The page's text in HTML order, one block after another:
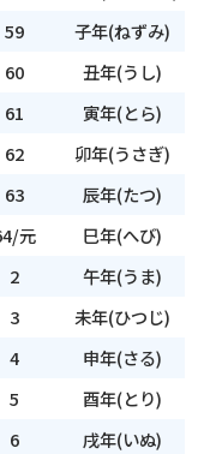
59 子年(ねずみ)
60 丑年(うし)
61 寅年(とら)
62 卯年(うさぎ)
63 辰年(たつ)
元 巳年(へび)
2 午年(うま)
3 未年(ひつじ)
4 申年(さる)
5 酉年(とり)
6 戌年(いぬ)